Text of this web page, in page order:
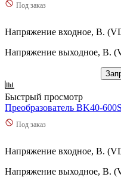
Под заказ
Напряжение входное, В.
Напряжение выходное, В.
Быстрый просмотр
Преобразователь BK40-
Под заказ
Напряжение входное, В.
Напряжение выходное, В.